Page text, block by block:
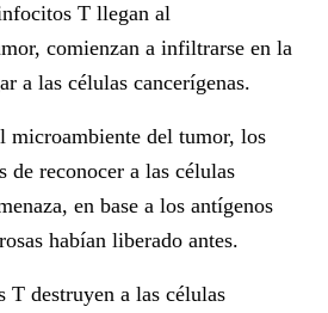
T llegan al
comienzan a infiltrarse en la
a las células cancerígenas.
microambiente del tumor, los
de reconocer a las células
en base a los antígenos
habían liberado antes.
destruyen a las células